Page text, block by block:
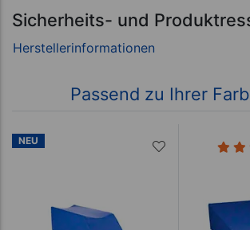
Sicherheits- und
Passend zu Ihrer
NEU